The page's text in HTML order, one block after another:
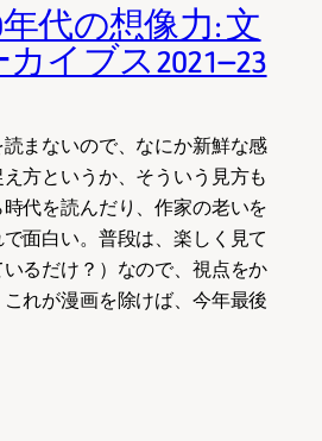
代の想像力: 文
イブス2021―23
まないので、なにか新鮮な感
方というか、そういう見方も
代を読んだり、作家の老いを
面白い。普段は、楽しく見て
るだけ？）なので、視点をか
れが漫画を除けば、今年最後